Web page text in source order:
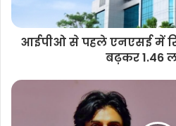
एमटी/केआर
F
W
a
T
w
i
C
o
p
S
आईपीओ से पहले एनएसई में
बढ़कर 1.46